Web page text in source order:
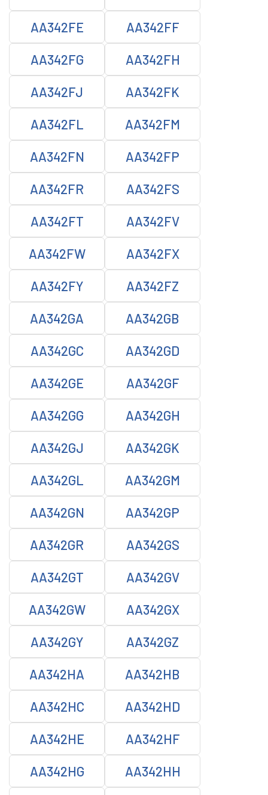
AA342FE AA342FF
AA342FG AA342FH
AA342FJ AA342FK
AA342FL AA342FM
AA342FN AA342FP
AA342FR AA342FS
AA342FT AA342FV
AA342FW AA342FX
AA342FY AA342FZ
AA342GA AA342GB
AA342GC AA342GD
AA342GE AA342GF
AA342GG AA342GH
AA342GJ AA342GK
AA342GL AA342GM
AA342GN AA342GP
AA342GR AA342GS
AA342GT AA342GV
AA342GW AA342GX
AA342GY AA342GZ
AA342HA AA342HB
AA342HC AA342HD
AA342HE AA342HF
AA342HG AA342HH